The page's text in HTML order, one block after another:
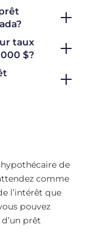
taux
$?
de
comme
l’intérêt que
pouvez
prêt